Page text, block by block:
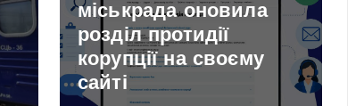
міськрада оновила
розділ протидії
корупції на своєму
сайті